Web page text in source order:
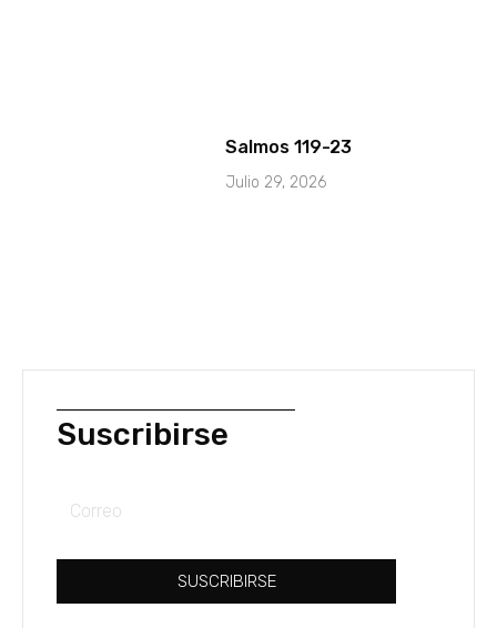
Salmos 119-23
Julio 29, 2026
Suscribirse
SUSCRIBIRSE